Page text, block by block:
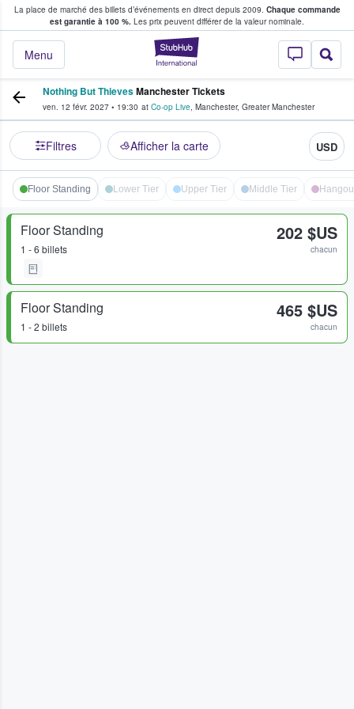
La place de marché des billets d’événements en direct depuis 2009. Chaque commande
est garantie à 100 %. Les prix peuvent différer de la valeur nominale.
StubHub - Où
Menu
fans achètent et vendent des billets
Nothing But ThievesManchester Tickets
ven. 12 févr. 2027 • 19:30 at Co-op Live, Manchester, Greater Manchester
Filtres Afficher la carte USD
Floor Standing Lower Tier Upper Tier Middle Tier
Floor Standing
1 - 6 billets
202 $US
chacun
Floor Standing
1 - 2 billets
465 $US
chacun